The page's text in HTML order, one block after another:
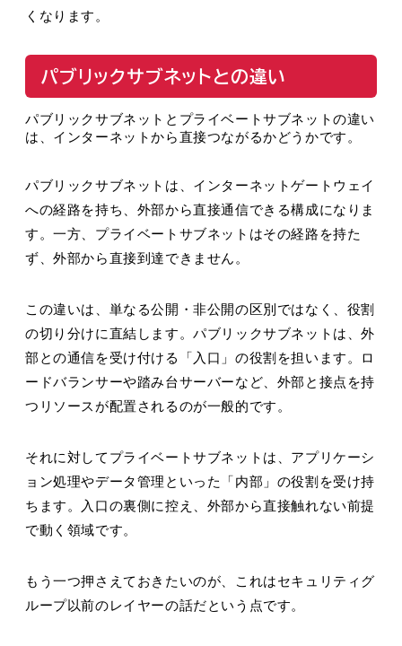
くなります。
パブリックサブネットとの違い
パブリックサブネットとプライベートサブネットの違い
は、インターネットから直接つながるかどうかです。
パブリックサブネットは、インターネットゲートウェイ
への経路を持ち、外部から直接通信できる構成になりま
す。一方、プライベートサブネットはその経路を持た
ず、外部から直接到達できません。
この違いは、単なる公開・非公開の区別ではなく、役割
の切り分けに直結します。パブリックサブネットは、外
部との通信を受け付ける「入口」の役割を担います。ロ
ードバランサーや踏み台サーバーなど、外部と接点を持
つリソースが配置されるのが一般的です。
それに対してプライベートサブネットは、アプリケーシ
ョン処理やデータ管理といった「内部」の役割を受け持
ちます。入口の裏側に控え、外部から直接触れない前提
で動く領域です。
もう一つ押さえておきたいのが、これはセキュリティグ
ループ以前のレイヤーの話だという点です。